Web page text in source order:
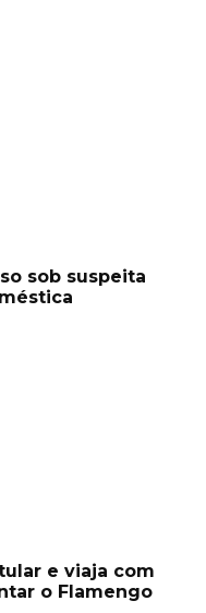
sob suspeita
e viaja com
o Flamengo